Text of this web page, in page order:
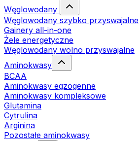
Węglowodany
Węglowodany szybko przyswajalne
Gainery all-in-one
Żele energetyczne
Węglowodany wolno przyswajalne
Aminokwasy
BCAA
Aminokwasy egzogenne
Aminokwasy kompleksowe
Glutamina
Cytrulina
Arginina
Pozostałe aminokwasy